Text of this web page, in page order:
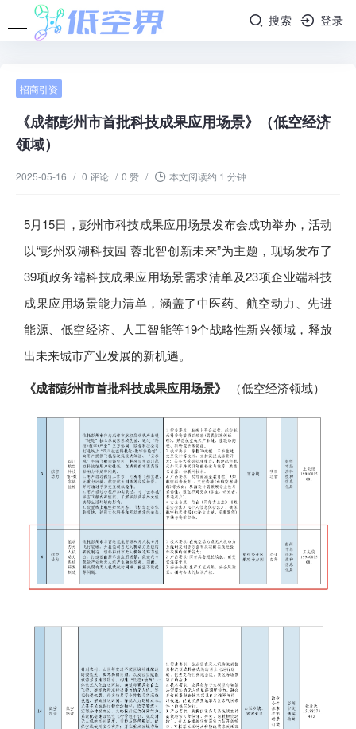
搜索 登录
招商引资
《成都彭州市首批科技成果应用场景》（低空经济
领域）
2025-05-16 / 0 评论 / 0 赞 / 本文阅读约 1 分钟
5月15日，彭州市科技成果应用场景发布会成功举办，活动
以“彭州双湖科技园 蓉北智创新未来”为主题，现场发布了
39项政务端科技成果应用场景需求清单及23项企业端科技
成果应用场景能力清单，涵盖了中医药、航空动力、先进
能源、低空经济、人工智能等19个战略性新兴领域，释放
出未来城市产业发展的新机遇。
《成都彭州市首批科技成果应用场景》 （低空经济领域）